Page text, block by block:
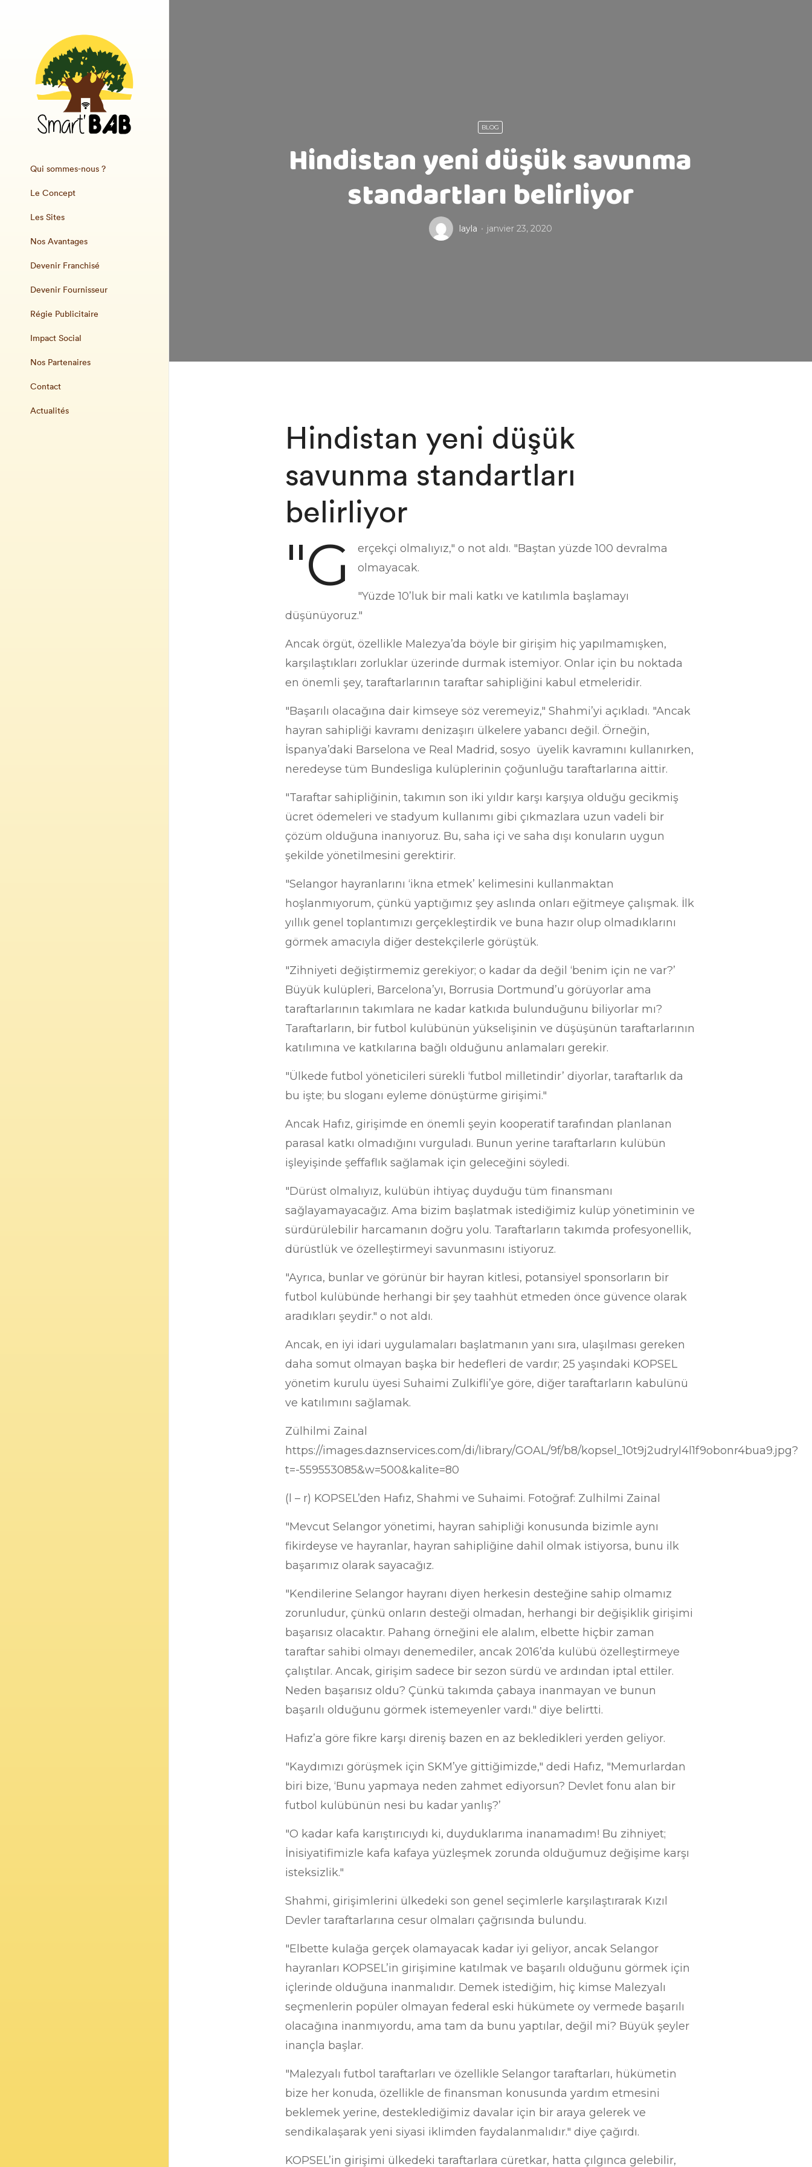
Qui sommes-nous ?
Le Concept
Les Sites
Nos Avantages
Devenir Franchisé
Devenir Fournisseur
Régie Publicitaire
Impact Social
Nos Partenaires
Contact
Actualités
BLOG
Hindistan yeni düşük savunma
standartları belirliyor
layla janvier 23, 2020
Hindistan yeni düşük
savunma standartları
belirliyor
"G
erçekçi olmalıyız," o not aldı. "Baştan yüzde 100 devralma
olmayacak.
"Yüzde 10’luk bir mali katkı ve katılımla başlamayı
düşünüyoruz."
Ancak örgüt, özellikle Malezya’da böyle bir girişim hiç yapılmamışken,
karşılaştıkları zorluklar üzerinde durmak istemiyor. Onlar için bu noktada
en önemli şey, taraftarlarının taraftar sahipliğini kabul etmeleridir.
"Başarılı olacağına dair kimseye söz veremeyiz," Shahmi’yi açıkladı. "Ancak
hayran sahipliği kavramı denizaşırı ülkelere yabancı değil. Örneğin,
İspanya’daki Barselona ve Real Madrid, sosyo üyelik kavramını kullanırken,
neredeyse tüm Bundesliga kulüplerinin çoğunluğu taraftarlarına aittir.
"Taraftar sahipliğinin, takımın son iki yıldır karşı karşıya olduğu gecikmiş
ücret ödemeleri ve stadyum kullanımı gibi çıkmazlara uzun vadeli bir
çözüm olduğuna inanıyoruz. Bu, saha içi ve saha dışı konuların uygun
şekilde yönetilmesini gerektirir.
"Selangor hayranlarını ‘ikna etmek’ kelimesini kullanmaktan
hoşlanmıyorum, çünkü yaptığımız şey aslında onları eğitmeye çalışmak. İlk
yıllık genel toplantımızı gerçekleştirdik ve buna hazır olup olmadıklarını
görmek amacıyla diğer destekçilerle görüştük.
"Zihniyeti değiştirmemiz gerekiyor; o kadar da değil ‘benim için ne var?’
Büyük kulüpleri, Barcelona’yı, Borrusia Dortmund’u görüyorlar ama
taraftarlarının takımlara ne kadar katkıda bulunduğunu biliyorlar mı?
Taraftarların, bir futbol kulübünün yükselişinin ve düşüşünün taraftarlarının
katılımına ve katkılarına bağlı olduğunu anlamaları gerekir.
"Ülkede futbol yöneticileri sürekli ‘futbol milletindir’ diyorlar, taraftarlık da
bu işte; bu sloganı eyleme dönüştürme girişimi."
Ancak Hafız, girişimde en önemli şeyin kooperatif tarafından planlanan
parasal katkı olmadığını vurguladı. Bunun yerine taraftarların kulübün
işleyişinde şeffaflık sağlamak için geleceğini söyledi.
"Dürüst olmalıyız, kulübün ihtiyaç duyduğu tüm finansmanı
sağlayamayacağız. Ama bizim başlatmak istediğimiz kulüp yönetiminin ve
sürdürülebilir harcamanın doğru yolu. Taraftarların takımda profesyonellik,
dürüstlük ve özelleştirmeyi savunmasını istiyoruz.
"Ayrıca, bunlar ve görünür bir hayran kitlesi, potansiyel sponsorların bir
futbol kulübünde herhangi bir şey taahhüt etmeden önce güvence olarak
aradıkları şeydir." o not aldı.
Ancak, en iyi idari uygulamaları başlatmanın yanı sıra, ulaşılması gereken
daha somut olmayan başka bir hedefleri de vardır; 25 yaşındaki KOPSEL
yönetim kurulu üyesi Suhaimi Zulkifli’ye göre, diğer taraftarların kabulünü
ve katılımını sağlamak.
Zülhilmi Zainal
https://images.daznservices.com/di/library/GOAL/9f/b8/kopsel_10t9j2udryl4l1f9obonr4bua9.jpg?
t=-559553085&w=500&kalite=80
(l – r) KOPSEL’den Hafız, Shahmi ve Suhaimi. Fotoğraf: Zulhilmi Zainal
"Mevcut Selangor yönetimi, hayran sahipliği konusunda bizimle aynı
fikirdeyse ve hayranlar, hayran sahipliğine dahil olmak istiyorsa, bunu ilk
başarımız olarak sayacağız.
"Kendilerine Selangor hayranı diyen herkesin desteğine sahip olmamız
zorunludur, çünkü onların desteği olmadan, herhangi bir değişiklik girişimi
başarısız olacaktır. Pahang örneğini ele alalım, elbette hiçbir zaman
taraftar sahibi olmayı denemediler, ancak 2016’da kulübü özelleştirmeye
çalıştılar. Ancak, girişim sadece bir sezon sürdü ve ardından iptal ettiler.
Neden başarısız oldu? Çünkü takımda çabaya inanmayan ve bunun
başarılı olduğunu görmek istemeyenler vardı." diye belirtti.
Hafız’a göre fikre karşı direniş bazen en az bekledikleri yerden geliyor.
"Kaydımızı görüşmek için SKM’ye gittiğimizde," dedi Hafız, "Memurlardan
biri bize, ‘Bunu yapmaya neden zahmet ediyorsun? Devlet fonu alan bir
futbol kulübünün nesi bu kadar yanlış?’
"O kadar kafa karıştırıcıydı ki, duyduklarıma inanamadım! Bu zihniyet;
İnisiyatifimizle kafa kafaya yüzleşmek zorunda olduğumuz değişime karşı
isteksizlik."
Shahmi, girişimlerini ülkedeki son genel seçimlerle karşılaştırarak Kızıl
Devler taraftarlarına cesur olmaları çağrısında bulundu.
"Elbette kulağa gerçek olamayacak kadar iyi geliyor, ancak Selangor
hayranları KOPSEL’in girişimine katılmak ve başarılı olduğunu görmek için
içlerinde olduğuna inanmalıdır. Demek istediğim, hiç kimse Malezyalı
seçmenlerin popüler olmayan federal eski hükümete oy vermede başarılı
olacağına inanmıyordu, ama tam da bunu yaptılar, değil mi? Büyük şeyler
inançla başlar.
"Malezyalı futbol taraftarları ve özellikle Selangor taraftarları, hükümetin
bize her konuda, özellikle de finansman konusunda yardım etmesini
beklemek yerine, desteklediğimiz davalar için bir araya gelerek ve
sendikalaşarak yeni siyasi iklimden faydalanmalıdır." diye çağırdı.
KOPSEL’in girişimi ülkedeki taraftarlara cüretkar, hatta çılgınca gelebilir,